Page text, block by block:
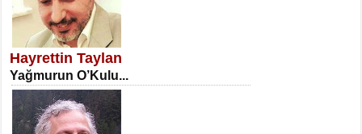
SATILMIŞ ÜMİT ÇETİNKAYA
Erkenlik...
Hayrettin Taylan
Yağmurun O’Kulu...